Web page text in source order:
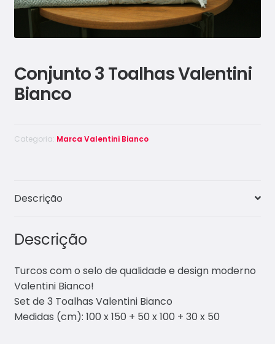
Conjunto 3 Toalhas Valentini
Bianco
Categoria: Marca Valentini Bianco
Descrição
Descrição
Turcos com o selo de qualidade e design moderno
Valentini Bianco!
Set de 3 Toalhas Valentini Bianco
Medidas (cm): 100 x 150 + 50 x 100 + 30 x 50